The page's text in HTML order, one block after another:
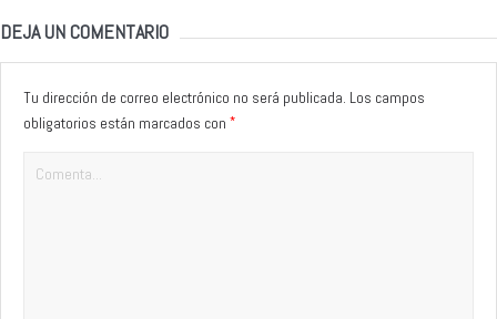
DEJA UN COMENTARIO
Tu dirección de correo electrónico no será publicada. Los campos
obligatorios están marcados con *